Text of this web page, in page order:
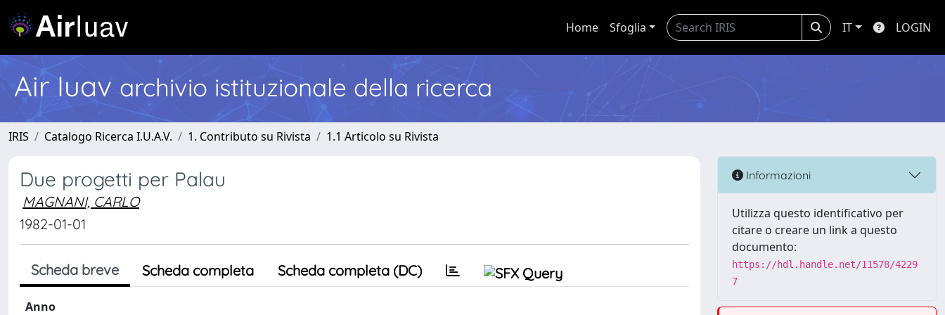
Home Sfoglia IT LOGIN
Air Iuav archivio istituzionale della ricerca
IRIS Catalogo Ricerca I.U.A.V. 1. Contributo su Rivista 1.1 Articolo su Rivista
Due progetti per Palau
MAGNANI, CARLO
1982-01-01
Scheda breve Scheda completa Scheda completa (DC)
Anno
Informazioni
Utilizza questo identificativo per
citare o creare un link a questo
documento:
https://hdl.handle.net/11578/4229
7